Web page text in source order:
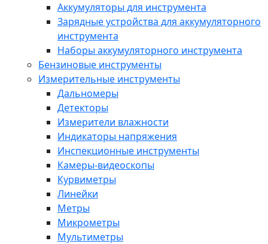
Аккумуляторы для инструмента
Зарядные устройства для аккумуляторного
инструмента
Наборы аккумуляторного инструмента
Бензиновые инструменты
Измерительные инструменты
Дальномеры
Детекторы
Измерители влажности
Индикаторы напряжения
Инспекционные инструменты
Камеры-видеоскопы
Курвиметры
Линейки
Метры
Микрометры
Мультиметры